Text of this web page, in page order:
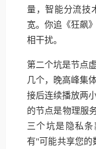
量，智能分流技
宽。你追《狂飙
相干扰。
第二个坑是节点
几个，晚高峰集
接后连续播放两
的节点是物理服
三个坑是隐私
有"可能共享您的